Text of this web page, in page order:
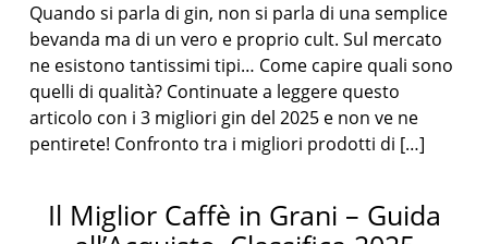
Quando si parla di gin, non si parla di una semplice
bevanda ma di un vero e proprio cult. Sul mercato
ne esistono tantissimi tipi… Come capire quali sono
quelli di qualità? Continuate a leggere questo
articolo con i 3 migliori gin del 2025 e non ve ne
pentirete! Confronto tra i migliori prodotti di […]
Il Miglior Caffè in Grani – Guida